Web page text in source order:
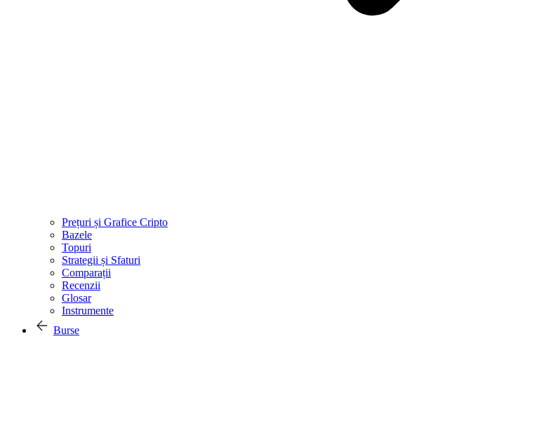
Prețuri și Grafice Cripto
Bazele
Topuri
Strategii și Sfaturi
Comparații
Recenzii
Glosar
Instrumente
Burse